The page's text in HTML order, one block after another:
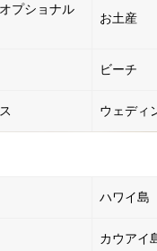
プショナル
お土産
ビーチ
ウェディ
ハワイ島
カウアイ